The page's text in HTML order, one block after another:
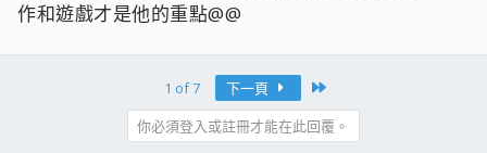
作和遊戲才是他的重點@@
1 of 7 下一頁
你必須登入或註冊才能在此回覆。